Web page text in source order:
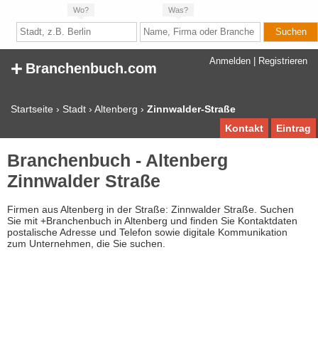
Wo? Was?
Anmelden Registrieren
+ Branchenbuch.com
Startseite › Stadt › Altenberg › Zinnwalder-Straße
Eintrag
Kontakt
Branchenbuch - Altenberg
Zinnwalder Straße
Firmen aus Altenberg in der Straße: Zinnwalder Straße. Suchen
Sie mit +Branchenbuch in Altenberg und finden Sie Kontaktdaten
postalische Adresse und Telefon sowie digitale Kommunikation
zum Unternehmen, die Sie suchen.